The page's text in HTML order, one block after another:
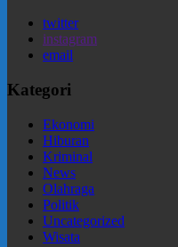
twitter
instagram
email
Kategori
Ekonomi
Hiburan
Kriminal
News
Olahraga
Politik
Uncategorized
Wisata